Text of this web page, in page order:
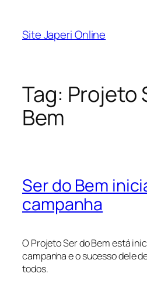
Site Japeri Online
Tag: Projeto
Bem
Ser do Bem
campanha
O Projeto Ser do Bem está
campanha e o sucesso dele
todos.